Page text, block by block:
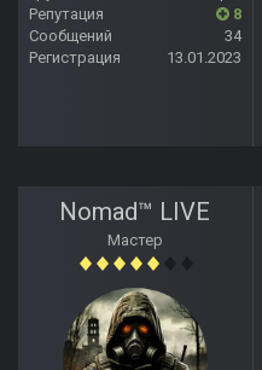
Репутация
8
Сообщений
34
Регистрация
13.01.2023
Nomad™ LIVE
Мастер